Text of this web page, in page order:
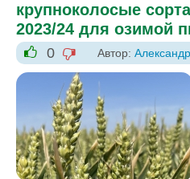
крупноколосые
2023/24 для озимой
+1
0
-1
Автор: